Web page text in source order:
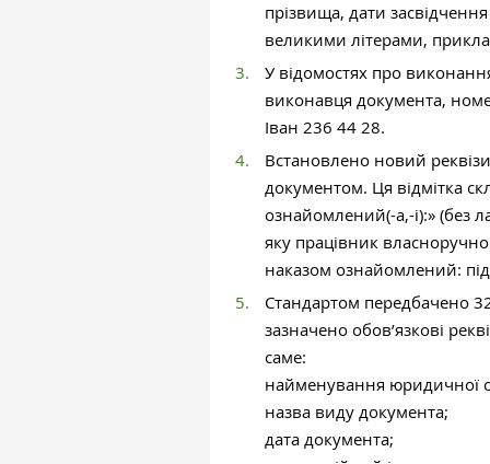
прізвища, дати
великими літерами,
У відомостях про
виконавця документа,
Іван 236 44 28.
Встановлено новий
документом. Ця відмітка
ознайомлений(-а,-і):» (без
яку працівник
наказом ознайомлений:
Стандартом передбачено
зазначено обов’язкові
саме:
найменування юридичної
назва виду документа;
дата документа;